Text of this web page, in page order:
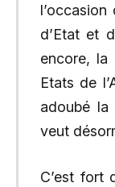
d’Etat et
encore, la
Etats de
adoubé la
veut
C’est fort